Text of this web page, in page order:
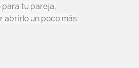
para tu pareja,
abrirlo un poco más